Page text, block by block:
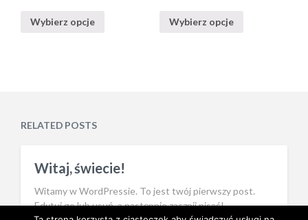
Wybierz opcje Wybierz opcje
RELATED POSTS
Witaj, świecie!
Witamy w WordPressie. To jest twój pierwszy post.
Edytuj go lub usuń, a następnie zacznij pisać!